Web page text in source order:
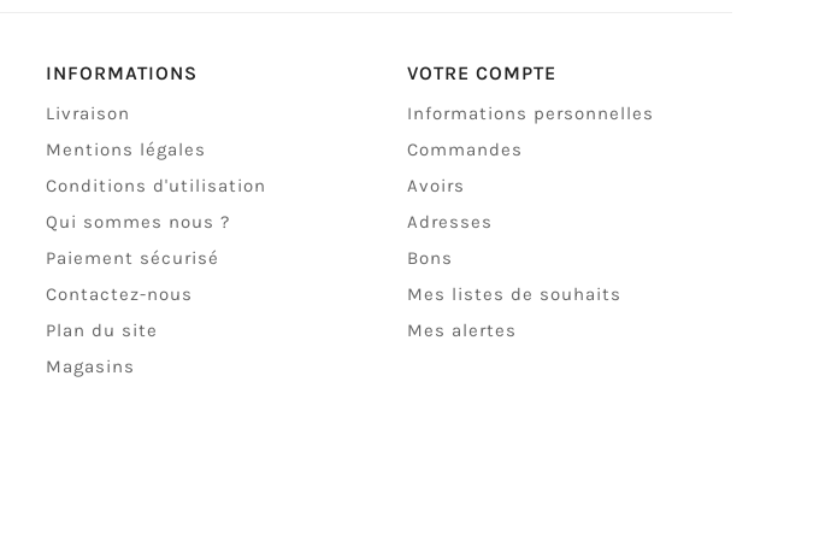
INFORMATIONS
Livraison
Mentions légales
Conditions d'utilisation
Qui sommes nous ?
Paiement sécurisé
Contactez-nous
Plan du site
Magasins
VOTRE COMPTE
Informations personnelles
Commandes
Avoirs
Adresses
Bons
Mes listes de souhaits
Mes alertes